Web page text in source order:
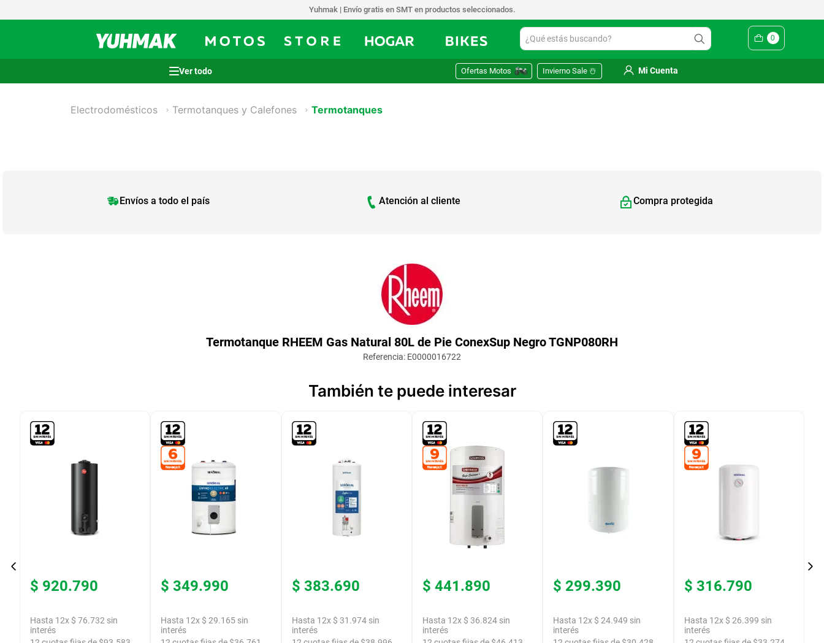
Yuhmak | Envío gratis en SMT en productos seleccionados.
¿Qué estás buscando? 0
Ofertas Motos Invierno Sale ☃️ Mi Cuenta
Electrodomésticos Termotanques y Calefones Termotanques
Envíos a todo el país Atención al cliente Compra protegida
Termotanque RHEEM Gas Natural 80L de Pie ConexSup Negro TGNP080RH
Referencia: E0000016722
También te puede interesar
$ 920.790
Hasta 12x $ 76.732 sin
interés
$ 349.990
Hasta 12x $ 29.165 sin
interés
$ 383.690
Hasta 12x $ 31 .974sin
interés
$ 441.890
Hasta 12x $ 36.824sin
interés
$ 299.390
Hasta 12x $ 24.949 sin
interés
$ 316.790
Hasta 12x $ 26.399 sin
interés